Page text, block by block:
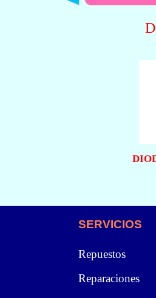
Repuestos
Reparaciones
SERVICIOS